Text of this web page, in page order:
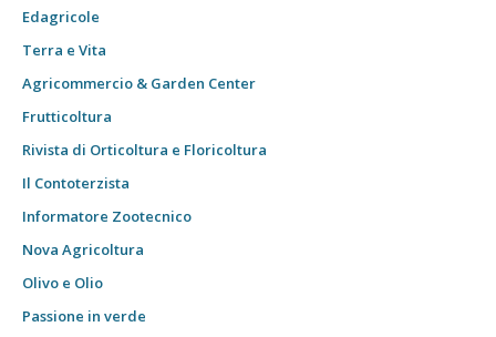
Edagricole
Terra e Vita
Agricommercio & Garden Center
Frutticoltura
Rivista di Orticoltura e Floricoltura
Il Contoterzista
Informatore Zootecnico
Nova Agricoltura
Olivo e Olio
Passione in verde